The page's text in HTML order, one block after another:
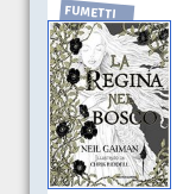
FUMETTI